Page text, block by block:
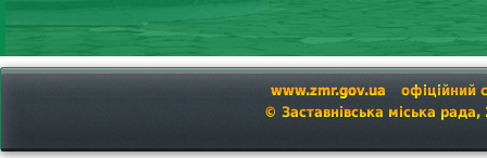
www.zmr.gov.ua
офіційний
© Заставнівська міська рада,